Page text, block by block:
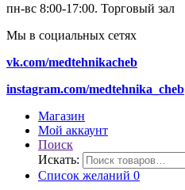
пн-вс 8:00-17:00. Торговый зал
Мы в социальных сетях
vk.com/medtehnikacheb
instagram.com/medtehnika_cheb
Магазин
Мой аккаунт
Поиск
Искать:
Список желаний 0